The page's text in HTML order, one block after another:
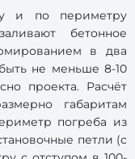
и по периметру
бетонное
в два
не меньше 8-10
проекта. Расчёт
габаритам
погреба из
петли (с